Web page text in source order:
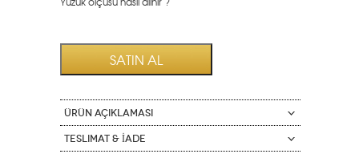
ÜRÜN AÇIKLAMASI
Teslimat & İade